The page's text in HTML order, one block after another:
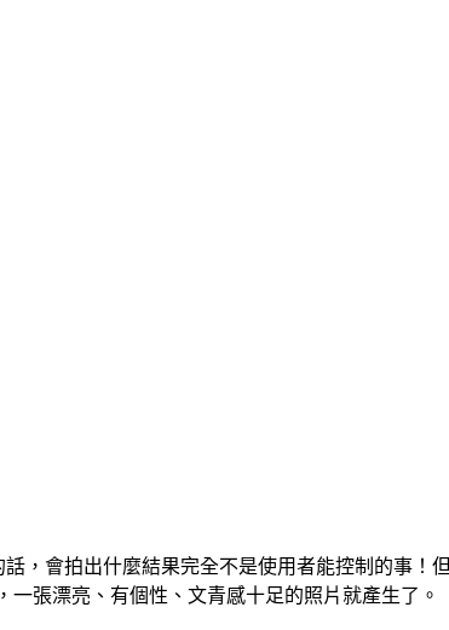
，會拍出什麼結果完全不是使用者能控制的事
張漂亮、有個性、文青感十足的照片就產生了。